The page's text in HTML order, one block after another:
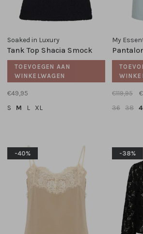
Soaked in Luxury
Tank Top Shacia Smock
TOEVOEGEN AAN
WINKELWAGEN
€49,95
S
M L XL
My
€119,95
36 38
-40% -38%